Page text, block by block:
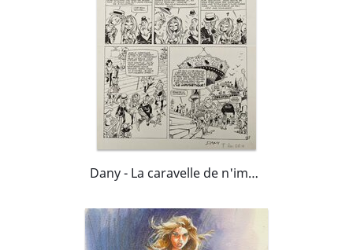
Dany - La caravelle de n'importe où p4